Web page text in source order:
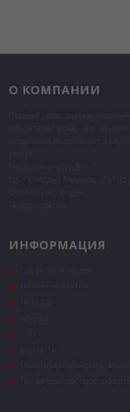
О КОМПАНИИ
ИНФОРМАЦИЯ